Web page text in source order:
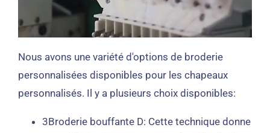
Nous avons une variété d'options de broderie
personnalisées disponibles pour les chapeaux
personnalisés. Il y a plusieurs choix disponibles:
3Broderie bouffante D: Cette technique donne